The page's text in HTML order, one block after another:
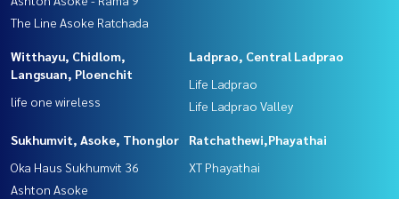
The Line Asoke Ratchada
Witthayu, Chidlom,
Langsuan, Ploenchit
life one wireless
Ladprao, Central Ladprao
Life Ladprao
Life Ladprao Valley
Sukhumvit, Asoke, Thonglor
Oka Haus Sukhumvit 36
Ashton Asoke
Ratchathewi,Phayathai
XT Phayathai